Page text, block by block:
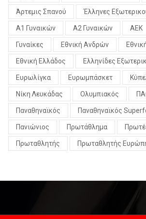
Άρτεμις Σπανού Έλληνες
Α1 Γυναικών Α2 Γυναικών ΑΕΚ
Γυναίκες Εθνική Ανδρών
Εθνική Ελλάδος Ελληνίδες
Ευρωλίγκα Ευρωμπάσκετ
Νίκη Λευκάδας Ολυμπιακός
Παναθηναϊκός Παναθηναϊκός
Πανιώνιος Πρωτάθλημα
Πρωταθλητής Πρωταθλητής